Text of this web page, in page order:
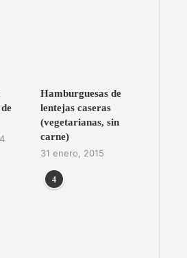
Hamburguesas de
lentejas caseras
(vegetarianas, sin
carne)
31 enero, 2015
4